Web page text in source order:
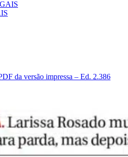
da versão impressa – Ed. 2.386